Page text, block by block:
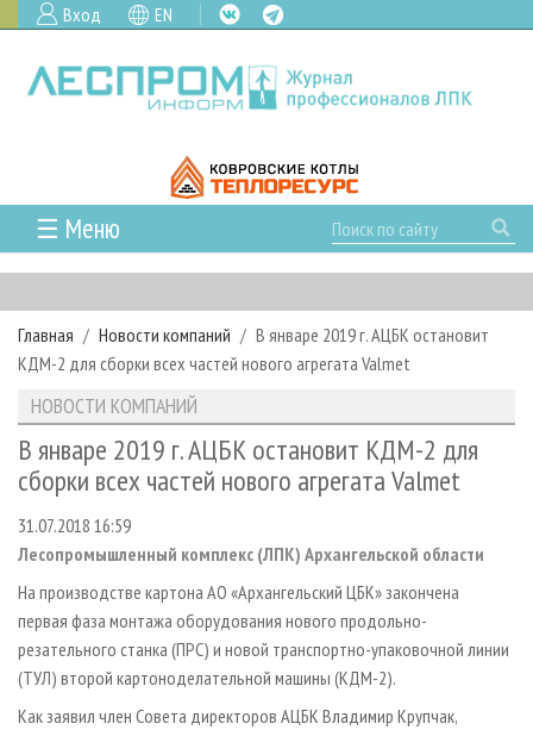
Вход EN
☰ Меню
ГЛАВНАЯ
РУБРИКИ И ТЕМЫ
РУБРИКИ ЖУРНАЛА
ЛЕСНОЕ ХОЗЯЙСТВО
ЛЕСОЗАГОТОВКА
ЛЕСОПИЛЕНИЕ
СУШКА ДРЕВЕСИНЫ
ПРОИЗВОДСТВО ДРЕВЕСНЫХ ПЛИТ
ДЕРЕВЯННОЕ ДОМОСТРОЕНИЕ
ПРОИЗВОДСТВО МЕБЕЛИ
БИОЭНЕРГЕТИКА
НОВОСТИ
КАЛЕНДАРЬ СОБЫТИЙ
НОВОСТИ ЛПК
НОВОСТИ ЖУРНАЛА
ПРОЕКТЫ ЛПИ
АНАЛИТИКА
ПРЕДПРИЯТИЯ ЛПК
ПЕРСОНЫ
МОБИЛЬНЫЕ ВЫСТАВКИ
ОФИЦИАЛЬНЫЕ ДЕЛЕГАЦИИ
ПРИОРИТЕТНЫЕ ИНВЕСТПРОЕКТЫ
RUSSIAN FORESTRY REVIEW
АРХИВ ЖУРНАЛОВ
СТАТЬИ
О ЖУРНАЛЕ
ПОДПИСКА
КОНТАКТЫ
РЕКЛАМОДАТЕЛЯМ
РЕКЛАМА
РЕКЛАМА НА САЙТЕ
Главная Новости компаний
В январе 2019 г. АЦБК остановит
КДМ-2 для сборки всех частей нового агрегата Valmet
НОВОСТИ КОМПАНИЙ
В январе 2019 г. АЦБК остановит КДМ-2 для
сборки всех частей нового агрегата Valmet
31.07.2018 16:59
Лесопромышленный комплекс (ЛПК) Архангельской области
На производстве картона АО «Архангельский ЦБК» закончена
первая фаза монтажа оборудования нового продольно-
резательного станка (ПРС) и новой транспортно-упаковочной линии
(ТУЛ) второй картоноделательной машины (КДМ-2).
Как заявил член Совета директоров АЦБК Владимир Крупчак,